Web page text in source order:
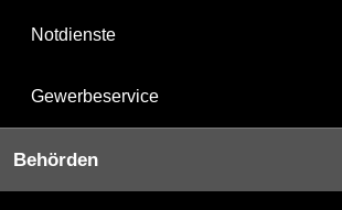
Notdienste
Gewerbeservice
Behörden